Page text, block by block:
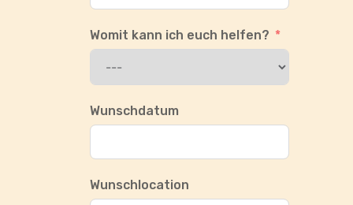
Womit kann ich euch helfen?
Wunschdatum
Wunschlocation